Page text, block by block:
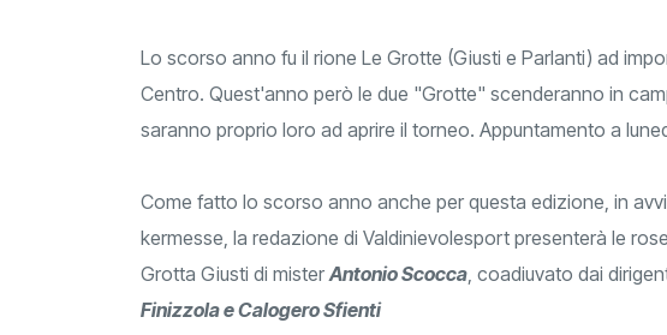
Lo scorso anno fu il rione Le Grotte (Giusti e Parlanti) ad
Centro. Quest'anno però le due "Grotte" scenderanno in
saranno proprio loro ad aprire il torneo. Appuntamento a
Come fatto lo scorso anno anche per questa edizione, in
kermesse, la redazione di Valdinievolesport presenterà le
Grotta Giusti di misterAntonio Scocca, coadiuvato dai
Finizzola e Calogero Sfienti